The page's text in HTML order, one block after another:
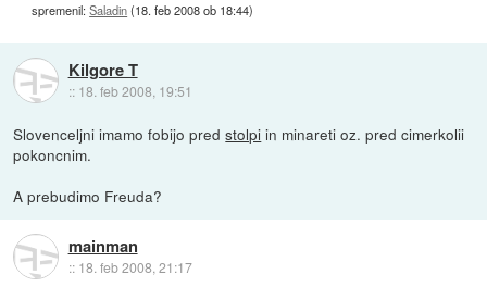
spremenil:Saladin(18. feb 2008 ob 18:44)
Kilgore T
:: 18. feb 2008, 19:51
Slovenceljni imamo fobijo predstolpi in minareti oz. pred cimerkolii
pokoncnim.
A prebudimo Freuda?
mainman
:: 18. feb 2008, 21:17